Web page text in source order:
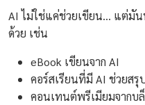
AI ไม่ใช่แค่ช่วยเขียน... แต่มั
ด้วย เช่น
eBook เขียนจาก AI
คอร์สเรียนที่มี AI ช่วยสรุ
คอนเทนต์พรีเมียมจากบ